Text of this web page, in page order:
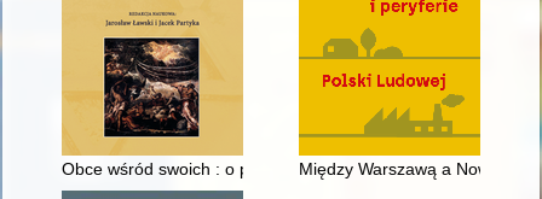
Obce wśród swoich : o polskich pisarkach-uciekinierkach z
Między Warszawą a Nowym